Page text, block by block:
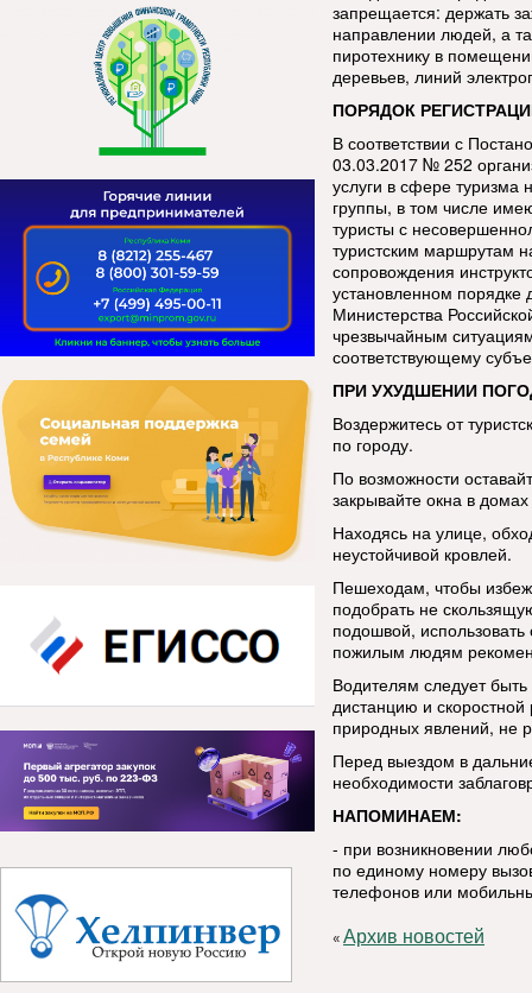
запрещается: держать
направлении людей, а
пиротехнику в
деревьев, линий
ПОРЯДОК
В соответствии с
03.03.2017 № 252
услуги в сфере туризма
группы, в том числе
туристы с
туристским маршрутам
сопровождения
установленном
Министерства
чрезвычайным
соответствующему
ПРИ УХУДШЕНИИ
Воздержитесь от
по городу.
По возможности
закрывайте окна в
Находясь на улице,
неустойчивой кровлей.
Пешеходам, чтобы
подобрать не
подошвой,
пожилым людям
Водителям следует
дистанцию и
природных явлений, не
Перед выездом в
необходимости
НАПОМИНАЕМ:
- при возникновении
по единому номеру
телефонов или
«Архив новостей